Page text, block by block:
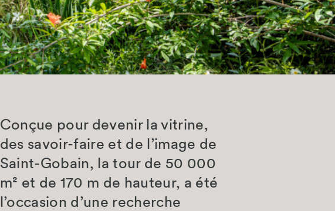
Conçue pour devenir la vitrine,
des savoir-faire et de l’image de
Saint-Gobain, la tour de 50 000
m² et de 170 m de hauteur, a été
l’occasion d’une recherche